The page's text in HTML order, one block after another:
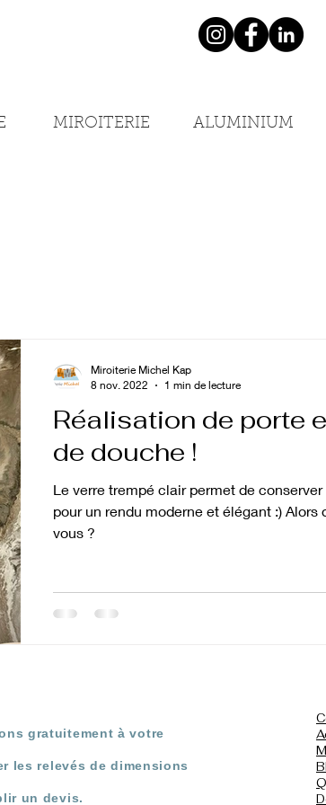
MIROITERIE ALUMINIUM
Réalisation de porte
de douche !
Le verre trempé clair permet de
pour un rendu moderne et élégant :) Alors
vous ?
Miroiterie Michel Kap
8 nov. 2022
1 min de lecture
gratuitement à votre
les relevés de dimensions
un devis.